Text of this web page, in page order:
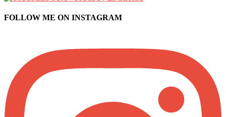
FOLLOW ME ON INSTAGRAM